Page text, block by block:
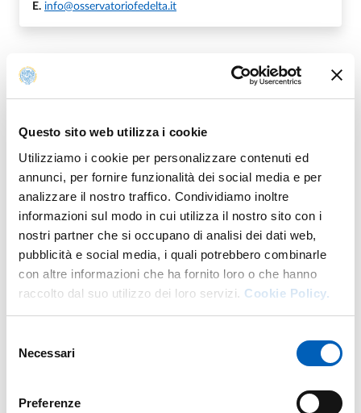
Questo sito web utilizza i cookie
Utilizziamo i cookie per personalizzare contenuti ed
annunci, per fornire funzionalità dei social media e per
analizzare il nostro traffico. Condividiamo inoltre
informazioni sul modo in cui utilizza il nostro sito con i
nostri partner che si occupano di analisi dei dati web,
pubblicità e social media, i quali potrebbero combinarle
con altre informazioni che ha fornito loro o che hanno
raccolto dal suo utilizzo dei loro servizi. Cookie Policy.
delNecessari
Preferenze
E. info@osservatoriofedelta.it
Organization
Prof.Marco Ieva
Giada Salvietti
Map
+